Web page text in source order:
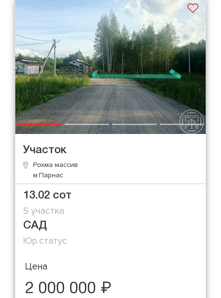
Участок
Рохма массив
м.Парнас
13.02 сот
S участка
САД
Юр.статус
Цена
2 000 000 ₽